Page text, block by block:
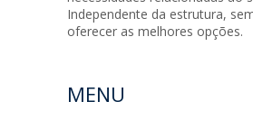
Independente da estrutura,
oferecer as melhores opções.
MENU